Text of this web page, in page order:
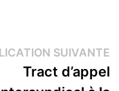
SUIVANTE
Tract d’appel